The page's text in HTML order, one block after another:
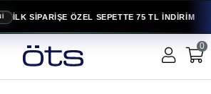
İLK SİPARİŞE ÖZEL SEPETTE 75 TL İNDİRİM
0